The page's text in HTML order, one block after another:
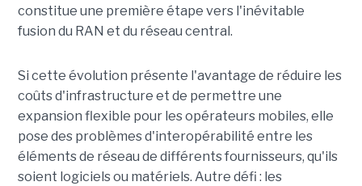
constitue une première étape vers l'inévitable
fusion du RAN et du réseau central.
Si cette évolution présente l'avantage de réduire les
coûts d'infrastructure et de permettre une
expansion flexible pour les opérateurs mobiles, elle
pose des problèmes d'interopérabilité entre les
éléments de réseau de différents fournisseurs, qu'ils
soient logiciels ou matériels. Autre défi : les